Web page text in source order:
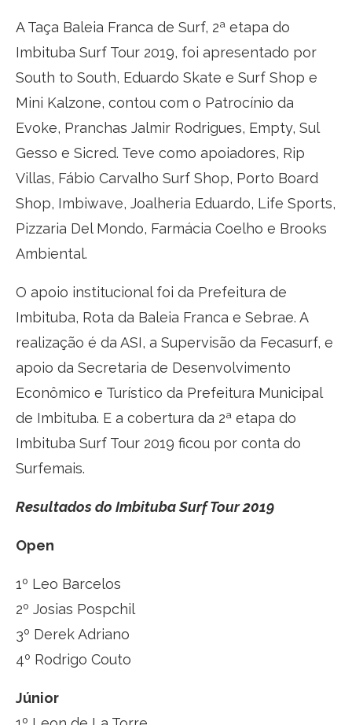
A Taça Baleia Franca de Surf, 2ª etapa do
Imbituba Surf Tour 2019, foi apresentado por
South to South, Eduardo Skate e Surf Shop e
Mini Kalzone, contou com o Patrocínio da
Evoke, Pranchas Jalmir Rodrigues, Empty, Sul
Gesso e Sicred. Teve como apoiadores, Rip
Villas, Fábio Carvalho Surf Shop, Porto Board
Shop, Imbiwave, Joalheria Eduardo, Life Sports,
Pizzaria Del Mondo, Farmácia Coelho e Brooks
Ambiental.
O apoio institucional foi da Prefeitura de
Imbituba, Rota da Baleia Franca e Sebrae. A
realização é da ASI, a Supervisão da Fecasurf, e
apoio da Secretaria de Desenvolvimento
Econômico e Turístico da Prefeitura Municipal
de Imbituba. E a cobertura da 2ª etapa do
Imbituba Surf Tour 2019 ficou por conta do
Surfemais.
Resultados do Imbituba Surf Tour 2019
Open
1º Leo Barcelos
2º Josias Pospchil
3º Derek Adriano
4º Rodrigo Couto
Júnior